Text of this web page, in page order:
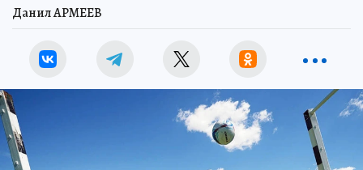
Данил АРМЕЕВ